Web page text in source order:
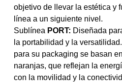
objetivo de llevar la estética y
línea a un siguiente nivel.
Sublínea PORT: Diseñada
la portabilidad y la
para su packaging se basan
naranjas, que reflejan la
con la movilidad y la